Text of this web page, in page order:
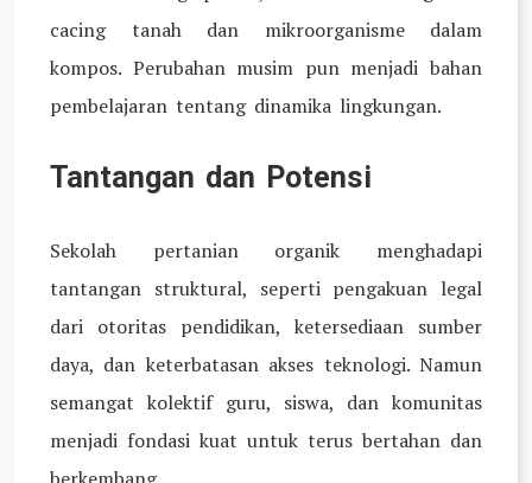
cacing tanah dan mikroorganisme dalam
kompos. Perubahan musim pun menjadi bahan
pembelajaran tentang dinamika lingkungan.
Tantangan dan Potensi
Sekolah pertanian organik menghadapi
tantangan struktural, seperti pengakuan legal
dari otoritas pendidikan, ketersediaan sumber
daya, dan keterbatasan akses teknologi. Namun
semangat kolektif guru, siswa, dan komunitas
menjadi fondasi kuat untuk terus bertahan dan